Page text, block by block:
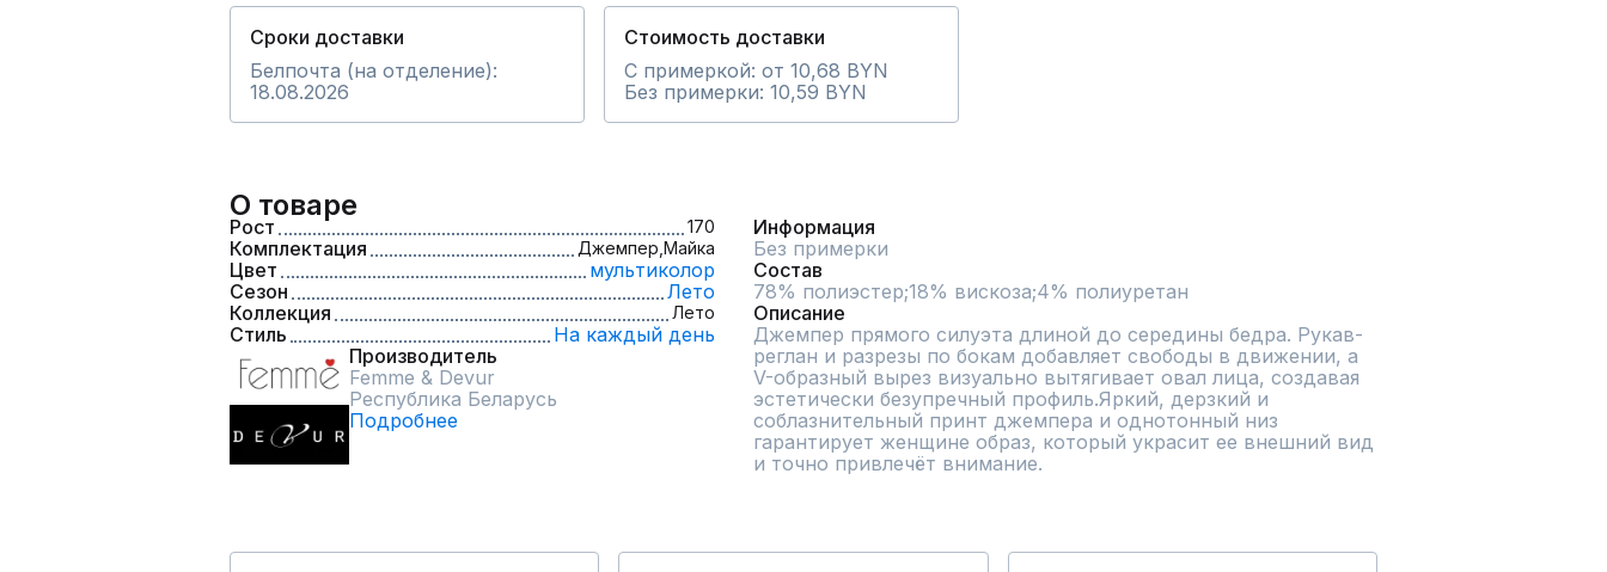
Сроки доставки
Белпочта (на отделение):
18.08.2026
Стоимость доставки
С примеркой: от 10,68 BYN
Без примерки: 10,59 BYN
О товаре
Рост 170
Комплектация Джемпер, Майка
Цвет
мультиколор
Сезон
Лето
Коллекция
Лето
Стиль
На каждый день
Производитель
Femme & Devur
Республика Беларусь
Подробнее
Информация
Без примерки
Состав
78% полиэстер;18% вискоза;4% полиуретан
Описание
Джемпер прямого силуэта длиной до середины бедра. Рукав-
реглан и разрезы по бокам добавляет свободы в движении, а
V-образный вырез визуально вытягивает овал лица, создавая
эстетически безупречный профиль.Яркий, дерзкий и
соблазнительный принт джемпера и однотонный низ
гарантирует женщине образ, который украсит ее внешний вид
и точно привлечёт внимание.